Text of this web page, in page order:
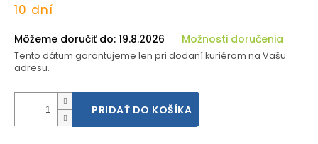
Jednotková
10 dní
Môžeme doručiť do: 19.8.2026 Možnosti doručenia
Tento dátum garantujeme len pri dodaní kuriérom na Vašu
adresu.
PRIDAŤ DO KOŠÍKA